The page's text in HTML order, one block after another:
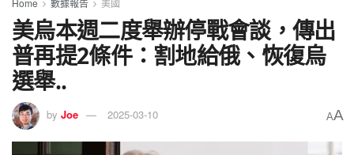
美烏本週二度舉辦停戰會談，傳出
普再提2條件：割地給俄、恢復烏
選舉..
by Joe 2025-03-10 AA